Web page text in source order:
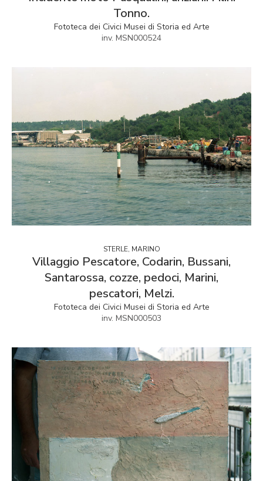
Tonno.
Fototeca dei Civici Musei di Storia ed Arte
inv. MSN000524
STERLE, MARINO
Villaggio Pescatore, Codarin, Bussani,
Santarossa, cozze, pedoci, Marini,
pescatori, Melzi.
Fototeca dei Civici Musei di Storia ed Arte
inv. MSN000503